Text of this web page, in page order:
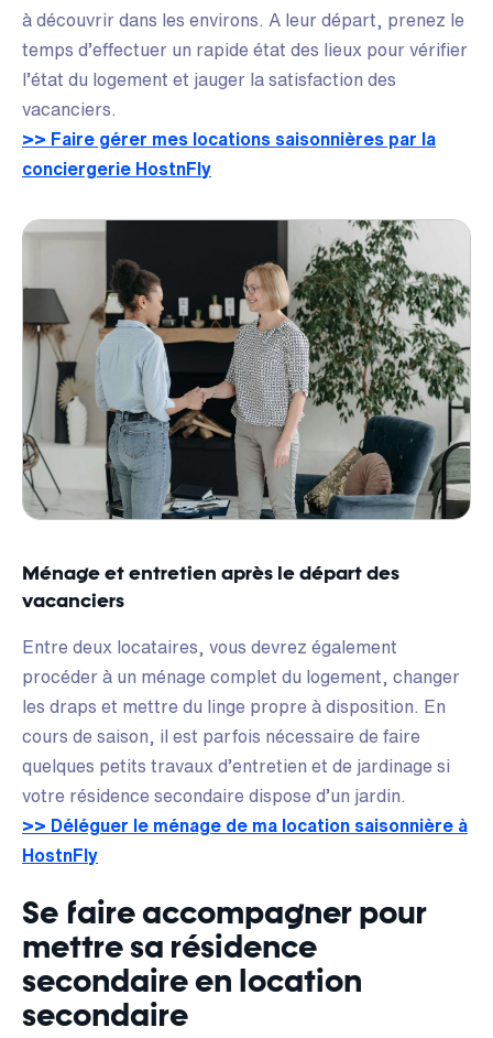
à découvrir dans les environs. A leur départ, prenez le
temps d’effectuer un rapide état des lieux pour vérifier
l’état du logement et jauger la satisfaction des
vacanciers.
>> Faire gérer mes locations saisonnières par la
conciergerie HostnFly
Ménage et entretien après le départ des
vacanciers
Entre deux locataires, vous devrez également
procéder à un ménage complet du logement, changer
les draps et mettre du linge propre à disposition. En
cours de saison, il est parfois nécessaire de faire
quelques petits travaux d’entretien et de jardinage si
votre résidence secondaire dispose d’un jardin.
>> Déléguer le ménage de ma location saisonnière à
HostnFly
Se faire accompagner pour
mettre sa résidence
secondaire en location
secondaire